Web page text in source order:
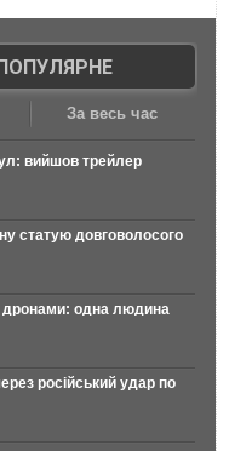
ПОПУЛЯРНЕ
За весь час
вийшов трейлер
статую довговолосого
дронами: одна людина
російський удар по